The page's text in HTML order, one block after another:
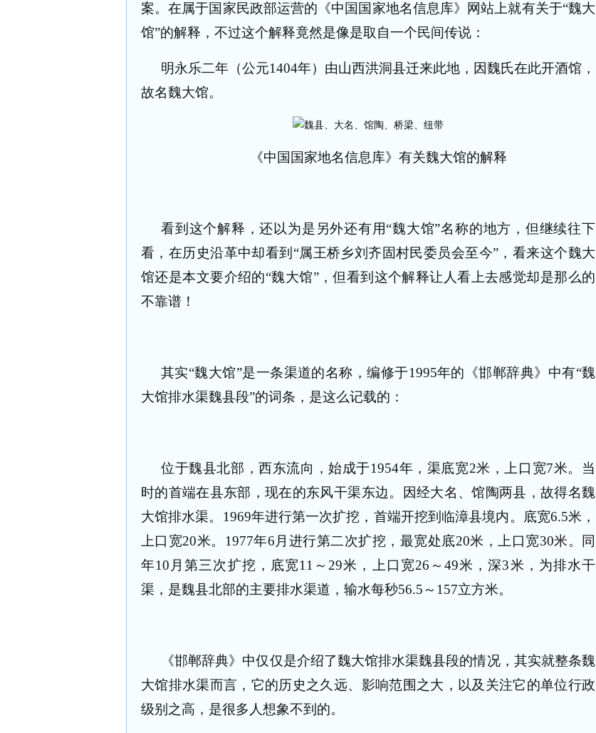
案。在属于国家民政部运营的《中国国家地名信息库》网站上就有关于“魏大
馆”的解释，不过这个解释竟然是像是取自一个民间传说：
明永乐二年（公元1404年）由山西洪洞县迁来此地，因魏氏在此开酒馆，
故名魏大馆。
《中国国家地名信息库》有关魏大馆的解释
看到这个解释，还以为是另外还有用“魏大馆”名称的地方，但继续往下
看，在历史沿革中却看到“属王桥乡刘齐固村民委员会至今”，看来这个魏大
馆还是本文要介绍的“魏大馆”，但看到这个解释让人看上去感觉却是那么的
不靠谱！
其实“魏大馆”是一条渠道的名称，编修于1995年的《邯郸辞典》中有“魏
大馆排水渠魏县段”的词条，是这么记载的：
位于魏县北部，西东流向，始成于1954年，渠底宽2米，上口宽7米。当
时的首端在县东部，现在的东风干渠东边。因经大名、馆陶两县，故得名魏
大馆排水渠。 1969年进行第一次扩挖，首端开挖到临漳县境内。底宽6.5米，
上口宽20米。 1977年6 月进行第二次扩挖，最宽处底20米，上口宽30米。同
年10 月第三次扩挖，底宽11 ～ 29米，上口宽26 ～49米，深3米，为排水干
渠，是魏县北部的主要排水渠道，输水每秒56.5 ～ 157立方米。
《邯郸辞典》中仅仅是介绍了魏大馆排水渠魏县段的情况，其实就整条魏
大馆排水渠而言，它的历史之久远、影响范围之大，以及关注它的单位行政
级别之高，是很多人想象不到的。